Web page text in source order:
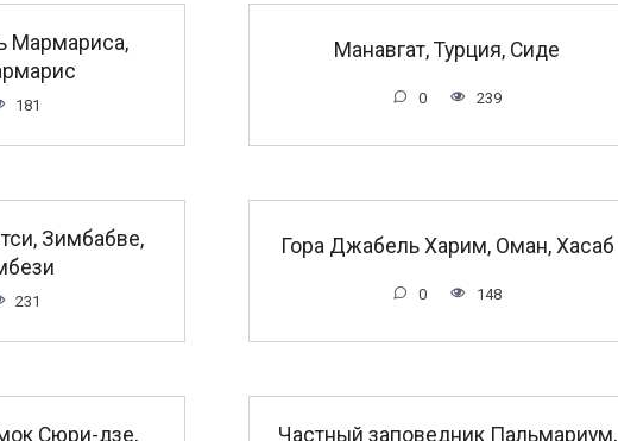
Мармариса,
181
Манавгат, Турция, Сиде
0 239
Зимбабве,
231
Гора Джабель Харим, Оман, Хасаб
0 148
Сюри-дзе, Частный заповедник Пальмариум,